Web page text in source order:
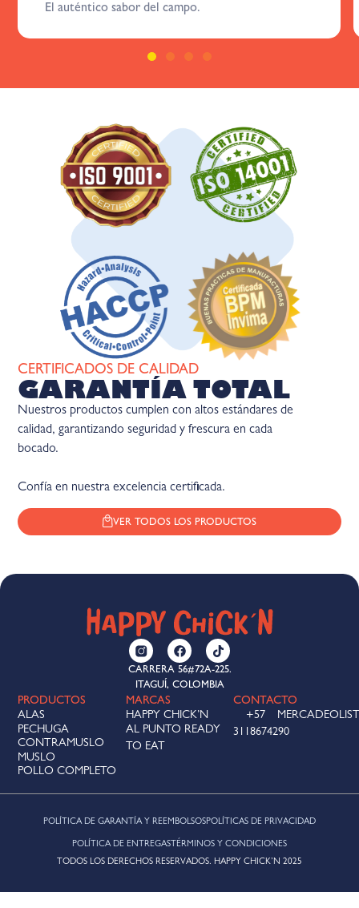
El auténtico sabor del campo.
CERTIFICADOS DE CALIDAD
GARANTÍA TOTAL
Nuestros productos cumplen con altos estándares de
calidad, garantizando seguridad y frescura en cada
bocado.
Confía en nuestra excelencia certificada.
VER TODOS LOS PRODUCTOS
CARRERA 56#72A-225.
ITAGUÍ, COLOMBIA
PRODUCTOS
ALAS
PECHUGA
CONTRAMUSLO
MUSLO
POLLO COMPLETO
MARCAS
HAPPY CHICK’N
AL PUNTO READY
TO EAT
CONTACTO
+57
3118674290
TODOS LOS DERECHOS RESERVADOS. HAPPY CHICK’N 2025
POLÍTICA DE GARANTÍA Y REEMBOLSOSPOLÍTICAS DE PRIVACIDAD
POLÍTICA DE ENTREGAS TÉRMINOS Y CONDICIONES